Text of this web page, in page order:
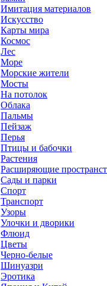
Имитация материалов
Искусство
Карты мира
Космос
Лес
Море
Морские жители
Мосты
На потолок
Облака
Пальмы
Пейзаж
Перья
Птицы и бабочки
Растения
Расширяющие
Сады и парки
Спорт
Транспорт
Узоры
Улочки и дворики
Флюид
Цветы
Черно-белые
Шинуазри
Эротика